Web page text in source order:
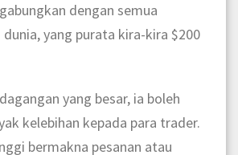
dengan semua
dunia, yang purata kira-kira $200
yang besar, ia boleh
kelebihan kepada para trader.
bermakna pesanan atau